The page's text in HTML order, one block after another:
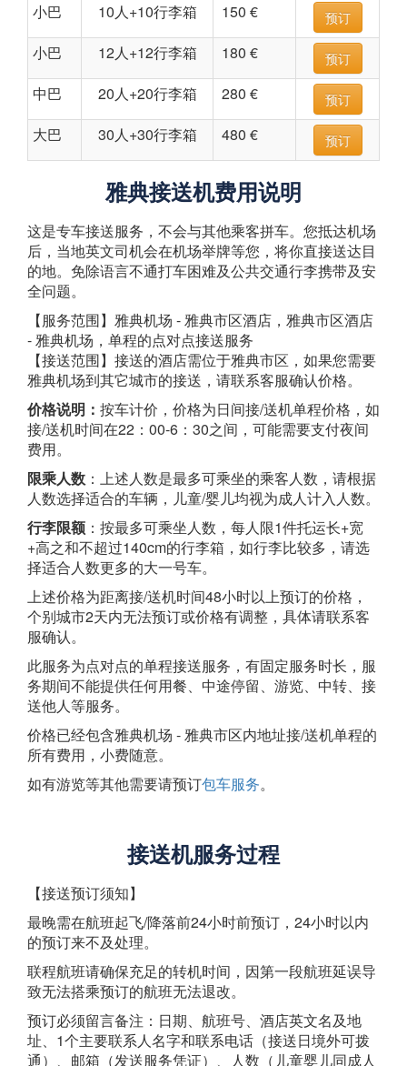
小巴 10人+10行李箱 150 € 预订
小巴 12人+12行李箱 180 € 预订
中巴 20人+20行李箱 280 € 预订
大巴 30人+30行李箱 480 € 预订
雅典接送机费用说明
这是专车接送服务，不会与其他乘客拼车。您抵达机场
后，当地英文司机会在机场举牌等您，将你直接送达目
的地。免除语言不通打车困难及公共交通行李携带及安
全问题。
【服务范围】雅典机场 - 雅典市区酒店，雅典市区酒店
- 雅典机场，单程的点对点接送服务
【接送范围】接送的酒店需位于雅典市区，如果您需要
雅典机场到其它城市的接送，请联系客服确认价格。
价格说明： 按车计价，价格为日间接/送机单程价格，如
接/送机时间在22：00-6：30之间，可能需要支付夜间
费用。
限乘人数 ：上述人数是最多可乘坐的乘客人数，请根据
人数选择适合的车辆，儿童/婴儿均视为成人计入人数。
行李限额 ：按最多可乘坐人数，每人限1件托运长+宽
+高之和不超过140cm的行李箱，如行李比较多，请选
择适合人数更多的大一号车。
上述价格为距离接/送机时间48小时以上预订的价格，
个别城市2天内无法预订或价格有调整，具体请联系客
服确认。
此服务为点对点的单程接送服务，有固定服务时长，服
务期间不能提供任何用餐、中途停留、游览、中转、接
送他人等服务。
价格已经包含雅典机场 - 雅典市区内地址接/送机单程的
所有费用，小费随意。
如有游览等其他需要请预订包车服务。
接送机服务过程
【接送预订须知】
最晚需在航班起飞/降落前24小时前预订，24小时以内
的预订来不及处理。
联程航班请确保充足的转机时间，因第一段航班延误导
致无法搭乘预订的航班无法退改。
预订必须留言备注：日期、航班号、酒店英文名及地
址、1个主要联系人名字和联系电话（接送日境外可拨
通）、邮箱（发送服务凭证）、人数（儿童婴儿同成人